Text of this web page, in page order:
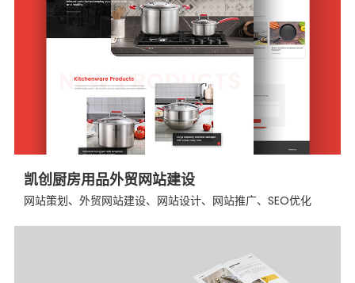
凯创厨房用品外贸网站建设
网站策划、外贸网站建设、网站设计、网站推广、SEO优化